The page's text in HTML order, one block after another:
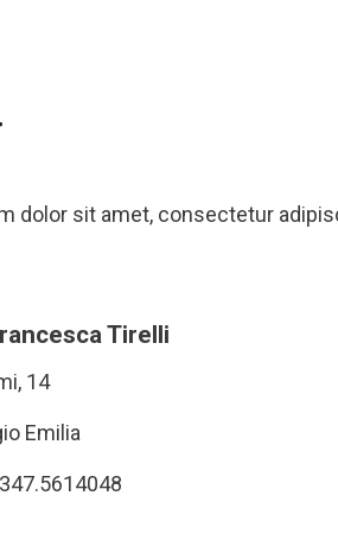
dolor sit amet, consectetur
Tirelli
14
Emilia